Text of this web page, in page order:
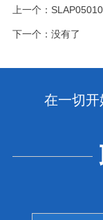
上一个：
下一个：没有了
在一切